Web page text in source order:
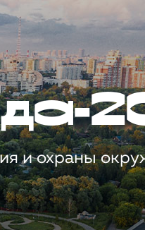
и охраны